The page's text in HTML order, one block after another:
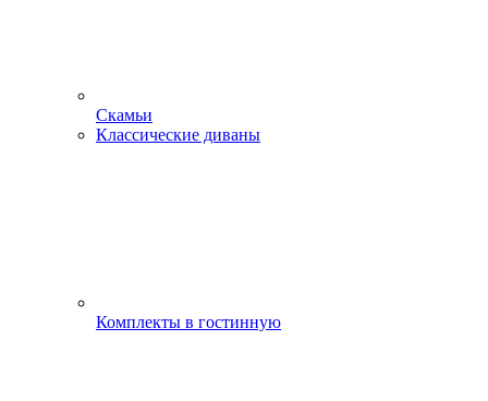
Скамьи
Классические диваны
Комплекты в гостинную